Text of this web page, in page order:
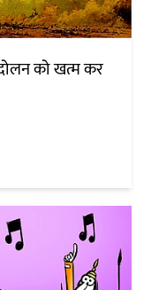
को खत्म कर